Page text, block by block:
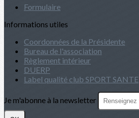
Formulaire
Informations utiles
Coordonnées de la Présidente
Bureau de l'association
Règlement intérieur
DUERP
Label qualité club SPORT SANTE
Je m'abonne à la newsletter